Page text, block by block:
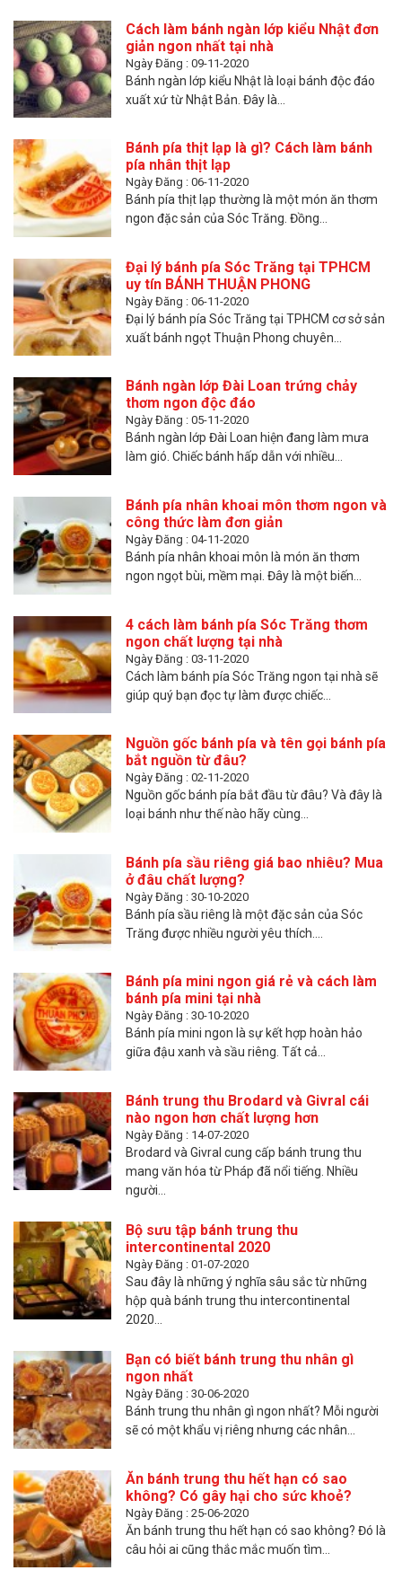
Cách làm bánh ngàn lớp kiểu Nhật đơn
giản ngon nhất tại nhà
Ngày Đăng : 09-11-2020
Bánh ngàn lớp kiểu Nhật là loại bánh độc đáo
xuất xứ từ Nhật Bản. Đây là...
Bánh pía thịt lạp là gì? Cách làm bánh
pía nhân thịt lạp
Ngày Đăng : 06-11-2020
Bánh pía thịt lạp thường là một món ăn thơm
ngon đặc sản của Sóc Trăng. Đồng...
Đại lý bánh pía Sóc Trăng tại TPHCM
uy tín BÁNH THUẬN PHONG
Ngày Đăng : 06-11-2020
Đại lý bánh pía Sóc Trăng tại TPHCM cơ sở sản
xuất bánh ngọt Thuận Phong chuyên...
Bánh ngàn lớp Đài Loan trứng chảy
thơm ngon độc đáo
Ngày Đăng : 05-11-2020
Bánh ngàn lớp Đài Loan hiện đang làm mưa
làm gió. Chiếc bánh hấp dẫn với nhiều...
Bánh pía nhân khoai môn thơm ngon và
công thức làm đơn giản
Ngày Đăng : 04-11-2020
Bánh pía nhân khoai môn là món ăn thơm
ngon ngọt bùi, mềm mại. Đây là một biến...
4 cách làm bánh pía Sóc Trăng thơm
ngon chất lượng tại nhà
Ngày Đăng : 03-11-2020
Cách làm bánh pía Sóc Trăng ngon tại nhà sẽ
giúp quý bạn đọc tự làm được chiếc...
Nguồn gốc bánh pía và tên gọi bánh pía
bắt nguồn từ đâu?
Ngày Đăng : 02-11-2020
Nguồn gốc bánh pía bắt đầu từ đâu? Và đây là
loại bánh như thế nào hãy cùng...
Bánh pía sầu riêng giá bao nhiêu? Mua
ở đâu chất lượng?
Ngày Đăng : 30-10-2020
Bánh pía sầu riêng là một đặc sản của Sóc
Trăng được nhiều người yêu thích....
Bánh pía mini ngon giá rẻ và cách làm
bánh pía mini tại nhà
Ngày Đăng : 30-10-2020
Bánh pía mini ngon là sự kết hợp hoàn hảo
giữa đậu xanh và sầu riêng. Tất cả...
Bánh trung thu Brodard và Givral cái
nào ngon hơn chất lượng hơn
Ngày Đăng : 14-07-2020
Brodard và Givral cung cấp bánh trung thu
mang văn hóa từ Pháp đã nổi tiếng. Nhiều
người...
Bộ sưu tập bánh trung thu
intercontinental 2020
Ngày Đăng : 01-07-2020
Sau đây là những ý nghĩa sâu sắc từ những
hộp quà bánh trung thu intercontinental
2020...
Bạn có biết bánh trung thu nhân gì
ngon nhất
Ngày Đăng : 30-06-2020
Bánh trung thu nhân gì ngon nhất? Mỗi người
sẽ có một khẩu vị riêng nhưng các nhân...
Ăn bánh trung thu hết hạn có sao
không? Có gây hại cho sức khoẻ?
Ngày Đăng : 25-06-2020
Ăn bánh trung thu hết hạn có sao không? Đó là
câu hỏi ai cũng thắc mắc muốn tìm...